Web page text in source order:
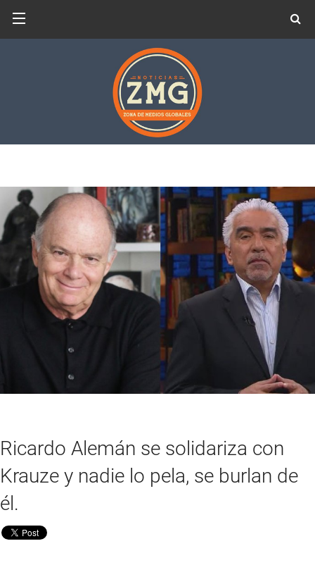
Ricardo Alemán se solidariza con
Krauze y nadie lo pela, se burlan de
él.